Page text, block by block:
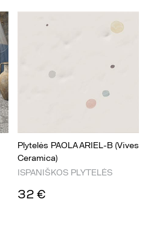
Plytelės PAOLA ARIEL-B (Vives
Ceramica)
ISPANIŠKOS PLYTELĖS
32 €